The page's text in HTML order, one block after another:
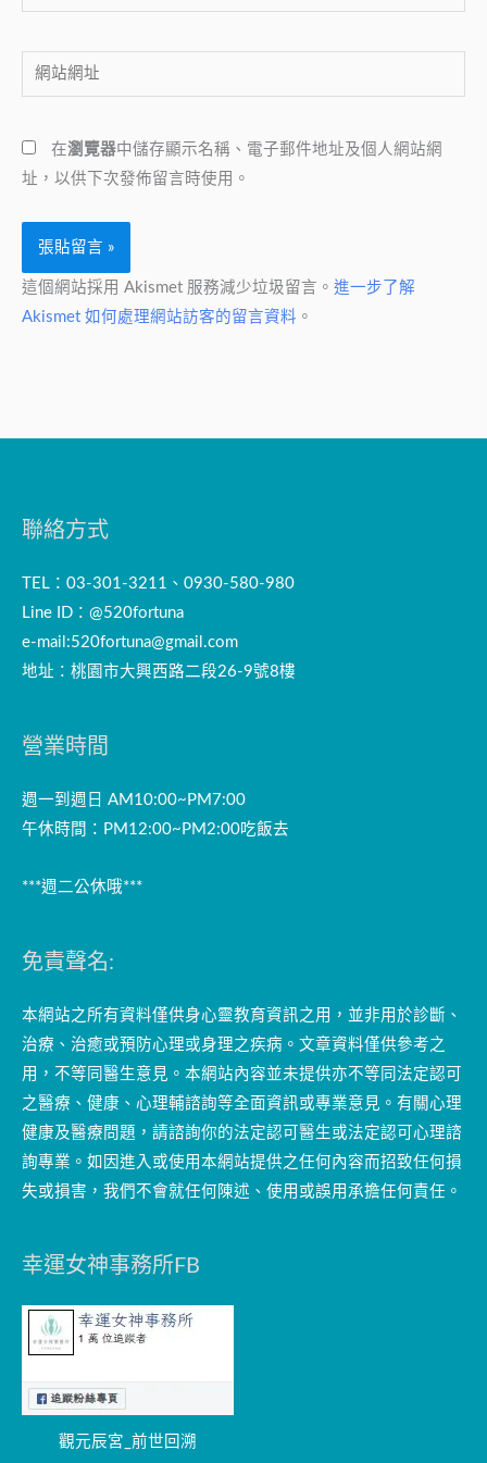
子
件
地
*
網
站
址
在瀏覽器中儲存顯示名稱、電子郵件地址及個人網站網
址，以供下次發佈留言時使用。
這個網站採用 Akismet 服務減少垃圾留言。 進一步了解
Akismet 如何處理網站訪客的留言資料 。
聯絡方式
TEL：03-301-3211、0930-580-980
Line ID：@520fortuna
e-mail:520fortuna@gmail.com
地址：桃園市大興西路二段26-9號8樓
營業時間
週一到週日 AM10:00~PM7:00
午休時間：PM12:00~PM2:00吃飯去
***週二公休哦***
免責聲名:
本網站之所有資料僅供身心靈教育資訊之用，並非用於診斷、
治療、治癒或預防心理或身理之疾病。文章資料僅供參考之
用，不等同醫生意見。本網站內容並未提供亦不等同法定認可
之醫療、健康、心理輔諮詢等全面資訊或專業意見。有關心理
健康及醫療問題，請諮詢你的法定認可醫生或法定認可心理諮
詢專業。如因進入或使用本網站提供之任何內容而招致任何損
失或損害，我們不會就任何陳述、使用或誤用承擔任何責任。
幸運女神事務所FB
觀元辰宮_前世回溯